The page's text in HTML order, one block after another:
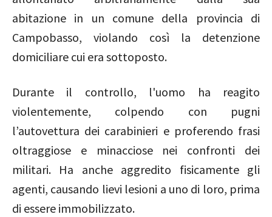
abitazione in un comune della provincia di
Campobasso, violando così la detenzione
domiciliare cui era sottoposto.
Durante il controllo, l'uomo ha reagito
violentemente, colpendo con pugni
l’autovettura dei carabinieri e proferendo frasi
oltraggiose e minacciose nei confronti dei
militari. Ha anche aggredito fisicamente gli
agenti, causando lievi lesioni a uno di loro, prima
di essere immobilizzato.